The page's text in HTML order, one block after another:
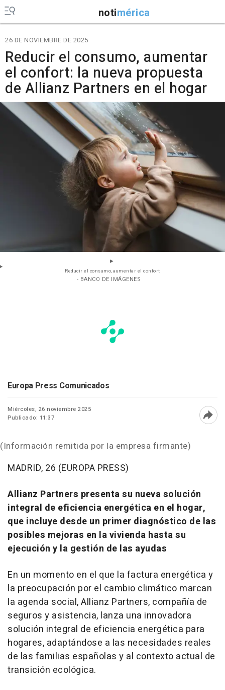
notimérica
26 DE NOVIEMBRE DE 2025
Reducir el consumo, aumentar
el confort: la nueva propuesta
de Allianz Partners en el hogar
Reducir el consumo, aumentar el confort
- BANCO DE IMÁGENES
Europa Press Comunicados
Miércoles, 26 noviembre 2025
Publicado: 11:37
(Información remitida por la empresa firmante)
MADRID, 26 (EUROPA PRESS)
Allianz Partners presenta su nueva solución
integral de eficiencia energética en el hogar,
que incluye desde un primer diagnóstico de las
posibles mejoras en la vivienda hasta su
ejecución y la gestión de las ayudas
En un momento en el que la factura energética y
la preocupación por el cambio climático marcan
la agenda social, Allianz Partners, compañía de
seguros y asistencia, lanza una innovadora
solución integral de eficiencia energética para
hogares, adaptándose a las necesidades reales
de las familias españolas y al contexto actual de
transición ecológica.